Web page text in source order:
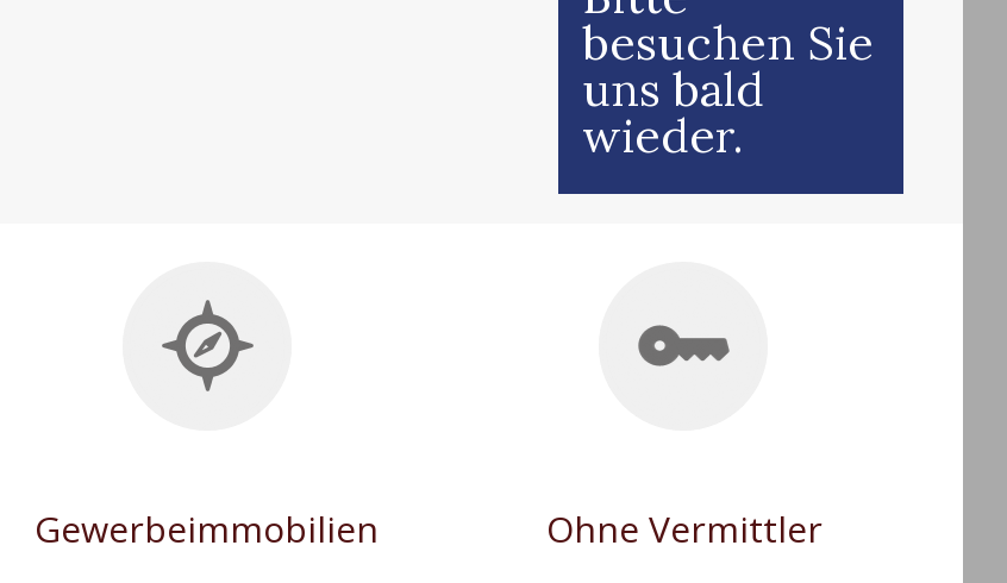
besuchen Sie
uns bald
wieder.
Ohne Vermittler
Gewerbeimmobilien